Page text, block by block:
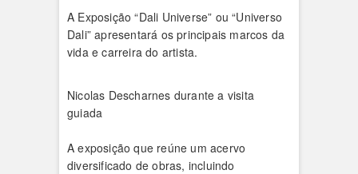
A Exposição “Dali Universe” ou “Universo
Dali” apresentará os principais marcos da
vida e carreira do artista.
Nicolas Descharnes durante a visita
guiada
A exposição que reúne um acervo
diversificado de obras, incluindo